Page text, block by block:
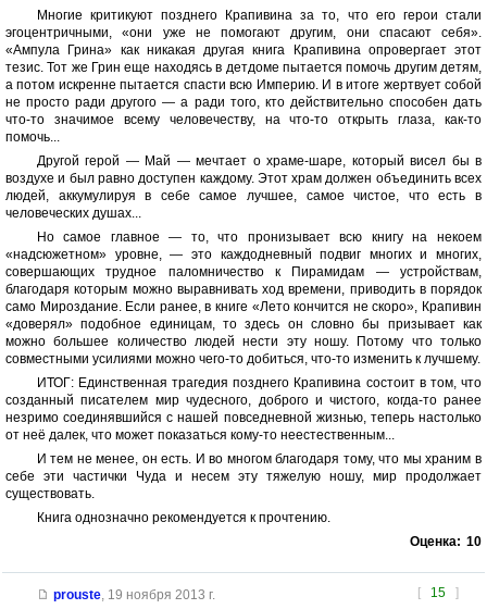
Многие критикуют позднего Крапивина за то, что его герои стали
эгоцентричными, «они уже не помогают другим, они спасают себя».
«Ампула Грина» как никакая другая книга Крапивина опровергает этот
тезис. Тот же Грин еще находясь в детдоме пытается помочь другим детям,
а потом искренне пытается спасти всю Империю. И в итоге жертвует собой
не просто ради другого — а ради того, кто действительно способен дать
что-то значимое всему человечеству, на что-то открыть глаза, как-то
помочь...
Другой герой — Май — мечтает о храме-шаре, который висел бы в
воздухе и был равно доступен каждому. Этот храм должен объединить всех
людей, аккумулируя в себе самое лучшее, самое чистое, что есть в
человеческих душах...
Но самое главное — то, что пронизывает всю книгу на некоем
«надсюжетном» уровне, — это каждодневный подвиг многих и многих,
совершающих трудное паломничество к Пирамидам — устройствам,
благодаря которым можно выравнивать ход времени, приводить в порядок
само Мироздание. Если ранее, в книге «Лето кончится не скоро», Крапивин
«доверял» подобное единицам, то здесь он словно бы призывает как
можно большее количество людей нести эту ношу. Потому что только
совместными усилиями можно чего-то добиться, что-то изменить к лучшему.
ИТОГ: Единственная трагедия позднего Крапивина состоит в том, что
созданный писателем мир чудесного, доброго и чистого, когда-то ранее
незримо соединявшийся с нашей повседневной жизнью, теперь настолько
от неё далек, что может показаться кому-то неестественным...
И тем не менее, он есть. И во многом благодаря тому, что мы храним в
себе эти частички Чуда и несем эту тяжелую ношу, мир продолжает
существовать.
Книга однозначно рекомендуется к прочтению.
Оценка: 10
[ 15 ]
prouste, 19 ноября 2013 г.